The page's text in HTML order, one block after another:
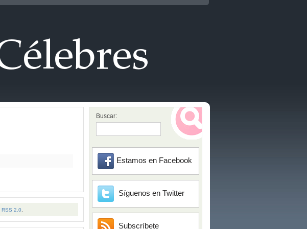
RSS 2.0
Buscar:
Estamos en Facebook
Síguenos en Twitter
Subscríbete